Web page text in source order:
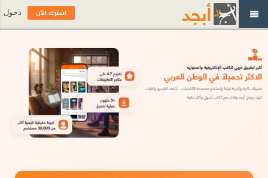
اشترك الآن دخول